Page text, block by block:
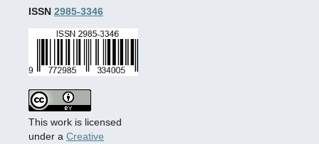
ISSN 2985-3346
This work is licensed
under a Creative